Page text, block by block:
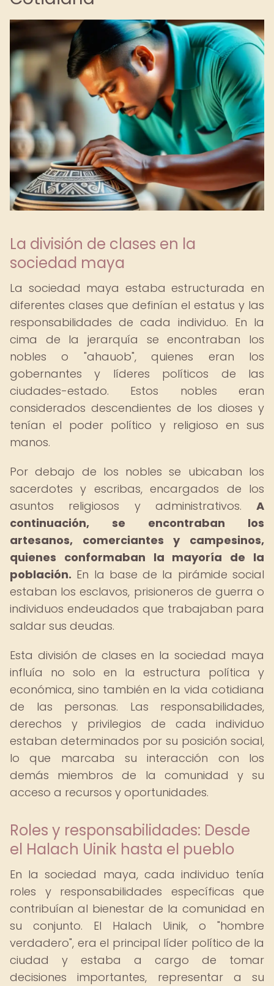
La división de clases en la
sociedad maya
La sociedad maya estaba estructurada en
diferentes clases que definían el estatus y las
responsabilidades de cada individuo. En la
cima de la jerarquía se encontraban los
nobles o "ahauob", quienes eran los
gobernantes y líderes políticos de las
ciudades-estado. Estos nobles eran
considerados descendientes de los dioses y
tenían el poder político y religioso en sus
manos.
Por debajo de los nobles se ubicaban los
sacerdotes y escribas, encargados de los
asuntos religiosos y administrativos. A
continuación, se encontraban los
artesanos, comerciantes y campesinos,
quienes conformaban la mayoría de la
población. En la base de la pirámide social
estaban los esclavos, prisioneros de guerra o
individuos endeudados que trabajaban para
saldar sus deudas.
Esta división de clases en la sociedad maya
influía no solo en la estructura política y
económica, sino también en la vida cotidiana
de las personas. Las responsabilidades,
derechos y privilegios de cada individuo
estaban determinados por su posición social,
lo que marcaba su interacción con los
demás miembros de la comunidad y su
acceso a recursos y oportunidades.
Roles y responsabilidades: Desde
el Halach Uinik hasta el pueblo
En la sociedad maya, cada individuo tenía
roles y responsabilidades específicas que
contribuían al bienestar de la comunidad en
su conjunto. El Halach Uinik, o "hombre
verdadero", era el principal líder político de la
ciudad y estaba a cargo de tomar
decisiones importantes, representar a su